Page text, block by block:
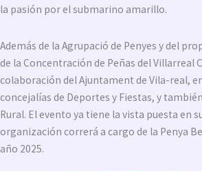
la pasión por el submarino amarillo.
Además de la Agrupació de Penyes y del
de la Concentración de Peñas del Villarreal
colaboración del Ajuntament de Vila-real,
concejalías de Deportes y Fiestas, y
Rural. El evento ya tiene la vista puesta en
organización correrá a cargo de la Penya
año 2025.